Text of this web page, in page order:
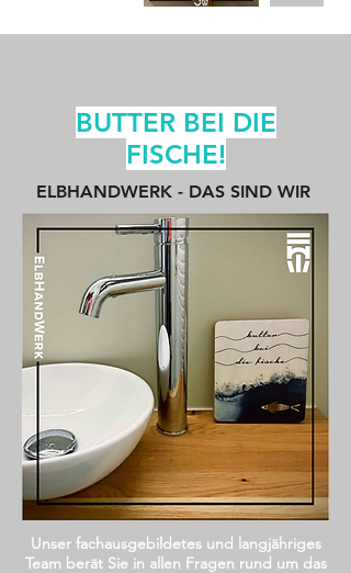
BUTTER BEI DIE
FISCHE!
ELBHANDWERK - DAS SIND WIR
Unser fachausgebildetes und langjähriges
Team berät Sie in allen Fragen rund um das